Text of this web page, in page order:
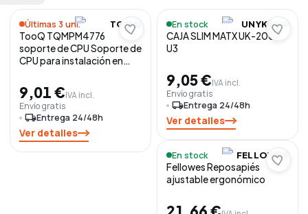
Últimas 3 uni. TOOQ
TooQ TQMPM4776
soporte de CPU Soporte de
CPU para instalación en
9,01 €IVA incl.
Envío gratis
local_shippingEntrega 24/48h
Ver detalles
En stock UNYKACH
CAJA SLIM MATX UK-2007
U3
9,05 €IVA incl.
Envío gratis
local_shippingEntrega 24/48h
Ver detalles
En stock FELLOWES
Fellowes Reposapiés
ajustable ergonómico